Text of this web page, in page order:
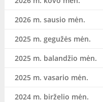
2026 m. sausio mėn.
2025 m. gegužės mėn.
2025 m. balandžio mėn.
2025 m. vasario mėn.
2024 m. birželio mėn.